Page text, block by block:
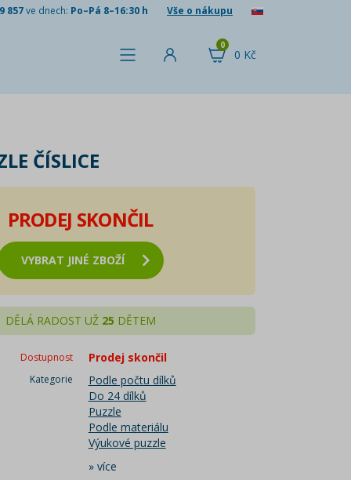
857ve dnech: Po–Pá 8–16:30 h Vše o nákupu
0 Kč
0
ČÍSLICE
PRODEJ SKONČIL
VYBRAT JINÉ ZBOŽÍ
DĚLÁ RADOST UŽ 25 DĚTEM
Dostupnost Prodej skončil
Kategorie
Podle počtu dílků
Do 24 dílků
Puzzle
Podle materiálu
Výukové puzzle
» více